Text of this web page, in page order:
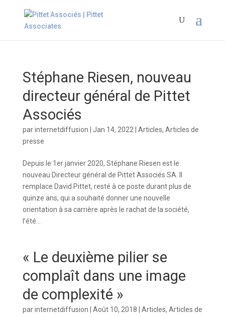
Stéphane Riesen, nouveau
directeur général de Pittet
Associés
parinternetdiffusion Jan 14, 2022 Articles, Articles de
presse
Depuis le 1er janvier 2020, Stéphane Riesen est le
nouveau Directeur général de Pittet Associés SA. Il
remplace David Pittet, resté à ce poste durant plus de
quinze ans, qui a souhaité donner une nouvelle
orientation à sa carrière après le rachat de la société,
l’été...
« Le deuxième pilier se
complaît dans une image
de complexité »
parinternetdiffusion Août 10, 2018 Articles, Articles de